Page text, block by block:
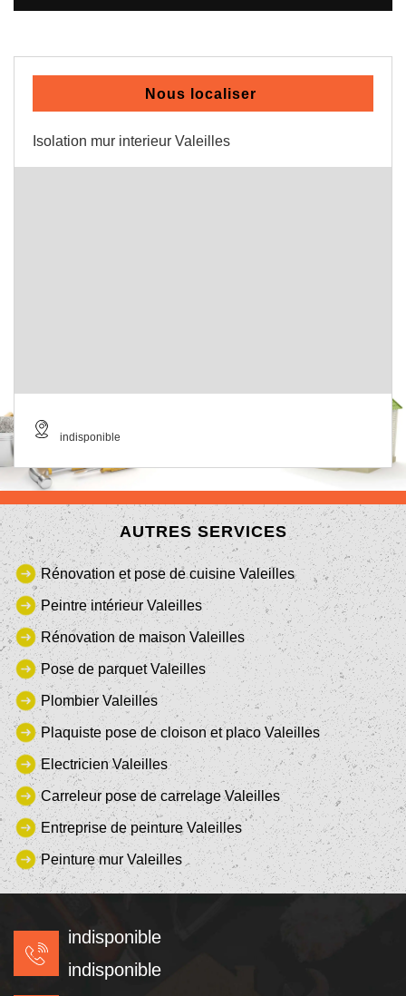
Nous localiser
Isolation mur interieur Valeilles
indisponible
AUTRES SERVICES
Rénovation et pose de cuisine Valeilles
Peintre intérieur Valeilles
Rénovation de maison Valeilles
Pose de parquet Valeilles
Plombier Valeilles
Plaquiste pose de cloison et placo Valeilles
Electricien Valeilles
Carreleur pose de carrelage Valeilles
Entreprise de peinture Valeilles
Peinture mur Valeilles
indisponible
indisponible